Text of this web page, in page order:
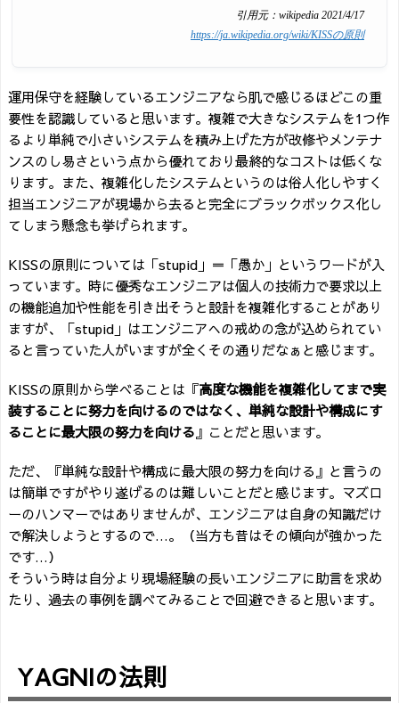
引用元：wikipedia 2021/4/17
https://ja.wikipedia.org/wiki/KISSの原則
運用保守を経験しているエンジニアなら肌で感じるほどこの重
要性を認識していると思います。複雑で大きなシステムを1つ作
るより単純で小さいシステムを積み上げた方が改修やメンテナ
ンスのし易さという点から優れており最終的なコストは低くな
ります。また、複雑化したシステムというのは俗人化しやすく
担当エンジニアが現場から去ると完全にブラックボックス化し
てしまう懸念も挙げられます。
KISSの原則については「stupid」＝「愚か」というワードが入
っています。時に優秀なエンジニアは個人の技術力で要求以上
の機能追加や性能を引き出そうと設計を複雑化することがあり
ますが、「stupid」はエンジニアへの戒めの念が込められてい
ると言っていた人がいますが全くその通りだなぁと感じます。
KISSの原則から学べることは『高度な機能を複雑化してまで実
装することに努力を向けるのではなく、単純な設計や構成にす
ることに最大限の努力を向ける 』ことだと思います。
ただ、『単純な設計や構成に最大限の努力を向ける』と言うの
は簡単ですがやり遂げるのは難しいことだと感じます。マズロ
ーのハンマーではありませんが、エンジニアは自身の知識だけ
で解決しようとするので…。（当方も昔はその傾向が強かった
です…）
そういう時は自分より現場経験の長いエンジニアに助言を求め
たり、過去の事例を調べてみることで回避できると思います。
YAGNIの法則